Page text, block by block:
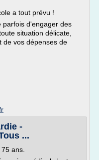
a tout prévu !
parfois d'engager des
situation délicate,
de vos dépenses de
-
...
ans.